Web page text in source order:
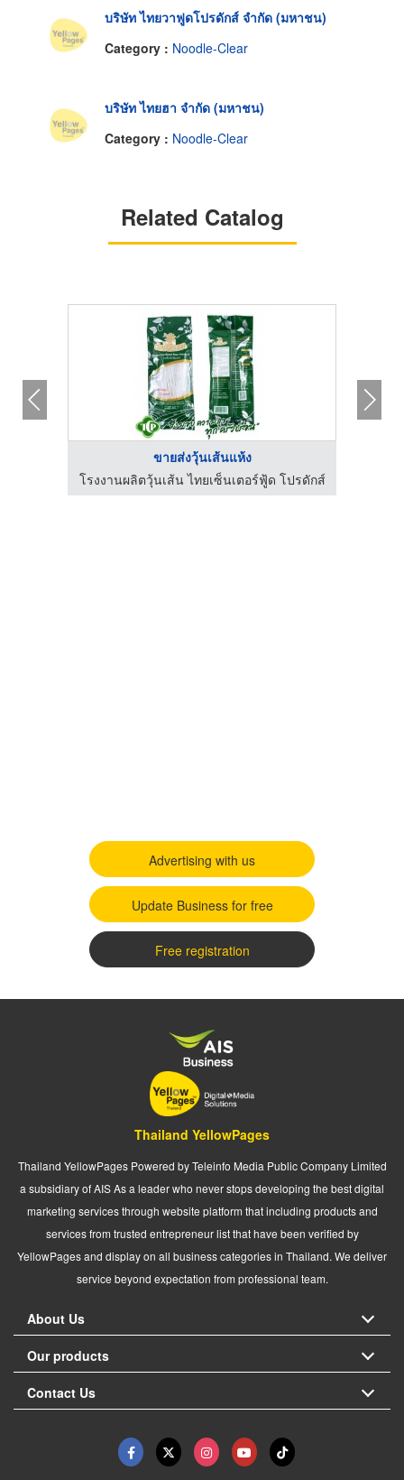
บริษัท ไทยวาฟูดโปรดักส์ จำกัด (มหาชน)
Category : Noodle-Clear
บริษัท ไทยฮา จำกัด (มหาชน)
Category : Noodle-Clear
Related Catalog
ขายส่งวุ้นเส้นแห้ง
โรงงานผลิตวุ้นเส้น ไทยเซ็นเตอร์ฟู้ด โปรดักส์
Advertising with us
Update Business for free
Free registration
Thailand YellowPages
Thailand YellowPages Powered by Teleinfo Media Public Company Limited
a subsidiary of AIS As a leader who never stops developing the best digital
marketing services through website platform that including products and
services from trusted entrepreneur list that have been verified by
YellowPages and display on all business categories in Thailand. We deliver
service beyond expectation from professional team.
About Us
Our products
Contact Us